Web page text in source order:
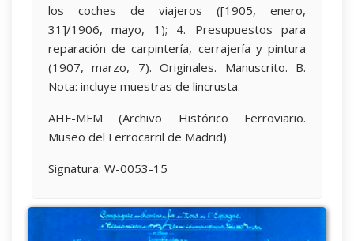
los coches de viajeros ([1905, enero,
31]/1906, mayo, 1); 4. Presupuestos para
reparación de carpintería, cerrajería y pintura
(1907, marzo, 7). Originales. Manuscrito. B.
Nota: incluye muestras de lincrusta.
AHF-MFM (Archivo Histórico Ferroviario.
Museo del Ferrocarril de Madrid)
Signatura: W-0053-15